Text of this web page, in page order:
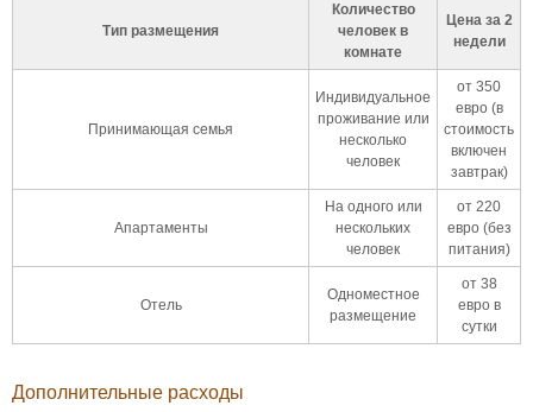
Тип размещения
Количество
человек в
комнате
Цена за 2
недели
Принимающая семья
Индивидуальное
проживание или
несколько
человек
от 350
евро (в
стоимость
включен
завтрак)
Апартаменты
На одного или
нескольких
человек
от 220
евро (без
питания)
Отель
Одноместное
размещение
от 38
евро в
сутки
Дополнительные расходы